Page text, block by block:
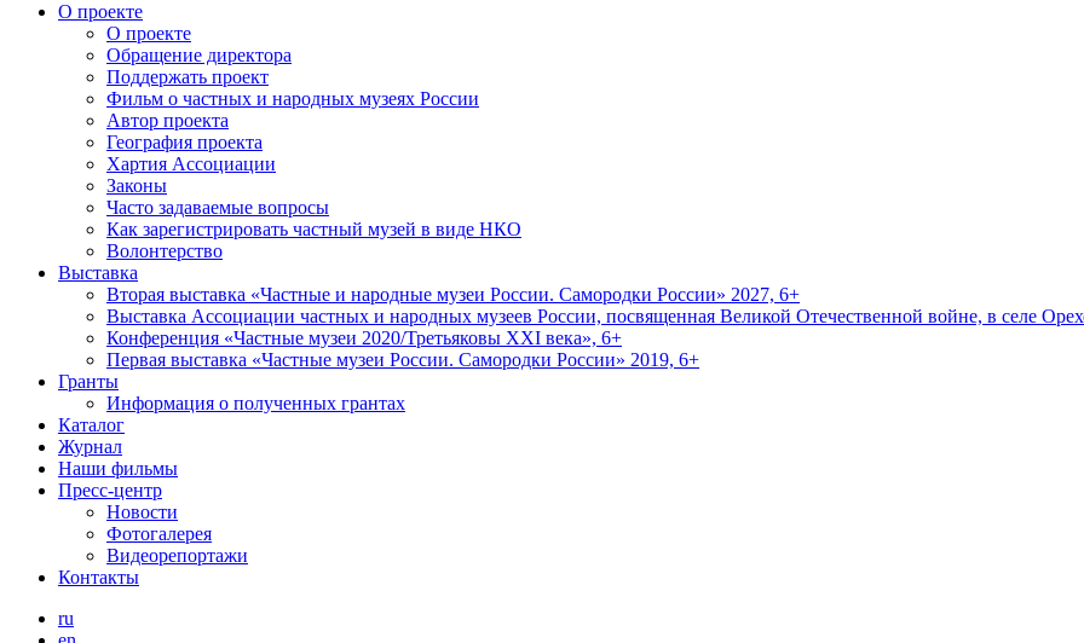
О проекте
О проекте
Обращение директора
Поддержать проект
Фильм о частных и народных музеях России
Автор проекта
География проекта
Хартия Ассоциации
Законы
Часто задаваемые вопросы
Как зарегистрировать частный музей в виде НКО
Волонтерство
Выставка
Вторая выставка «Частные и народные музеи России. Самородки России» 2027, 6+
Выставка Ассоциации частных и народных музеев России, посвященная Великой Отечественной войне, в селе
Конференция «Частные музеи 2020/Третьяковы XXI века», 6+
Первая выставка «Частные музеи России. Самородки России» 2019, 6+
Гранты
Информация о полученных грантах
Каталог
Журнал
Наши фильмы
Пресс-центр
Новости
Фотогалерея
Видеорепортажи
Контакты
ru